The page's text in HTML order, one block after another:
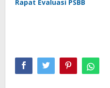
Rapat Evaluasi PSBB